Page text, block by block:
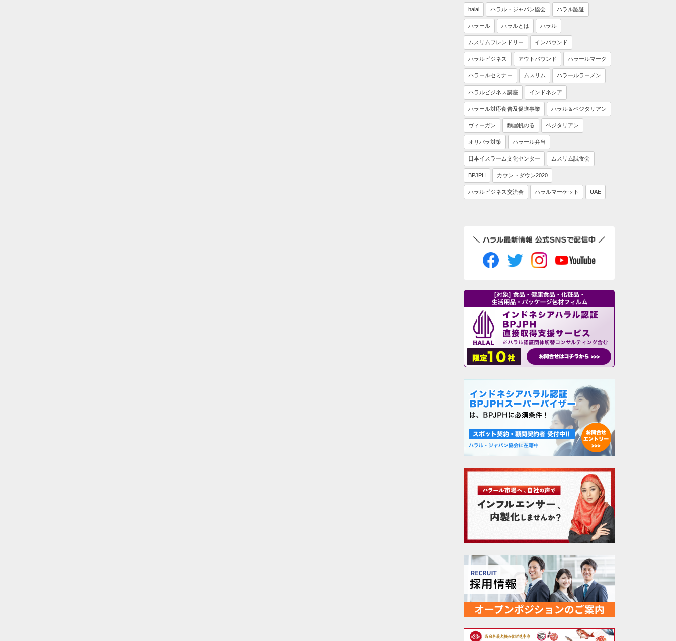
halal ハラル・ジャパン協会 ハラル認証
ハラール ハラルとは ハラル
ムスリムフレンドリー インバウンド
ハラルビジネス アウトバウンド ハラールマーク
ハラールセミナー ムスリム ハラールラーメン
ハラルビジネス講座 インドネシア
ハラール対応食普及促進事業 ハラル＆ベジタリアン
ヴィーガン 麵屋帆のる ベジタリアン
オリパラ対策 ハラール弁当
日本イスラーム文化センター ムスリム試食会
BPJPH カウントダウン2020
ハラルビジネス交流会 ハラルマーケット UAE